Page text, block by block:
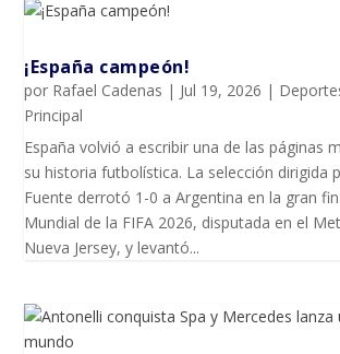
¡España campeón!
por Rafael Cadenas | Jul 19, 2026 |
Principal
España volvió a escribir una de las páginas
su historia futbolística. La selección dirigida
Fuente derrotó 1-0 a Argentina en la gran
Mundial de la FIFA 2026, disputada en el
Nueva Jersey, y levantó...